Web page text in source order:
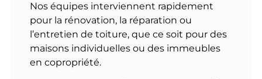
Nos équipes interviennent rapidement
pour la rénovation, la réparation ou
l’entretien de toiture, que ce soit pour des
maisons individuelles ou des immeubles
en copropriété.